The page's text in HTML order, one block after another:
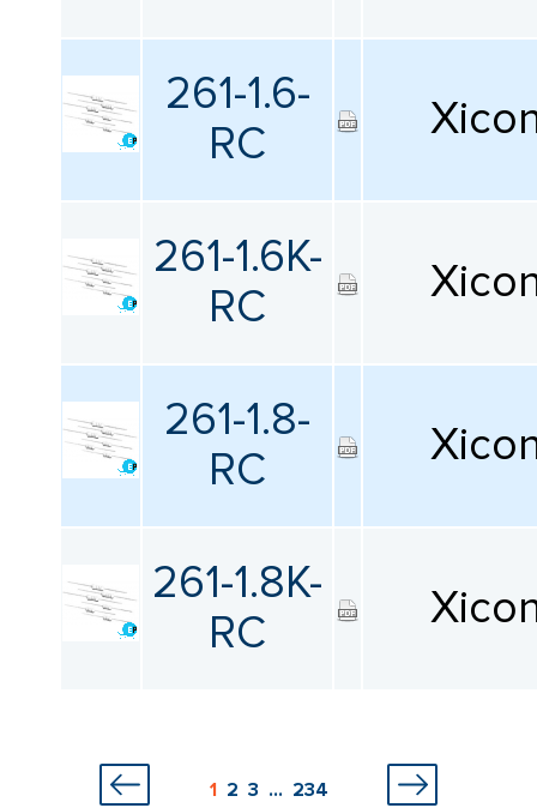
261-1.6-
RC
261-1.6K-
RC
261-1.8-
RC
261-1.8K-
RC
1 2 3 ... 234